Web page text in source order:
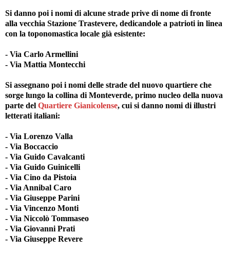
Si danno poi i nomi di alcune strade prive di nome di fronte
alla vecchia Stazione Trastevere, dedicandole a patrioti in linea
con la toponomastica locale già esistente:
- Via Carlo Armellini
- Via Mattia Montecchi
Si assegnano poi i nomi delle strade del nuovo quartiere che
sorge lungo la collina di Monteverde, primo nucleo della nuova
parte del Quartiere Gianicolense, cui si danno nomi di illustri
letterati italiani:
- Via Lorenzo Valla
- Via Boccaccio
- Via Guido Cavalcanti
- Via Guido Guinicelli
- Via Cino da Pistoia
- Via Annibal Caro
- Via Giuseppe Parini
- Via Vincenzo Monti
- Via Niccolò Tommaseo
- Via Giovanni Prati
- Via Giuseppe Revere